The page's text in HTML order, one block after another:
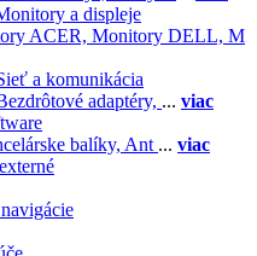
a displeje
ACER, Monitory DELL, M
a komunikácia
adaptéry, ... viac
balíky, Ant ... viac